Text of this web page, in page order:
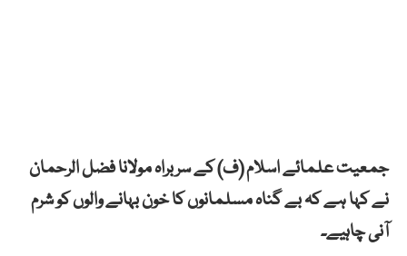
جمعیت علمائے اسلام (ف) کے سربراہ مولانا فضل الرحمان
نے کہا ہے کہ بے گناہ مسلمانوں کا خون بہانے والوں کو شرم
آنی چاہیے۔